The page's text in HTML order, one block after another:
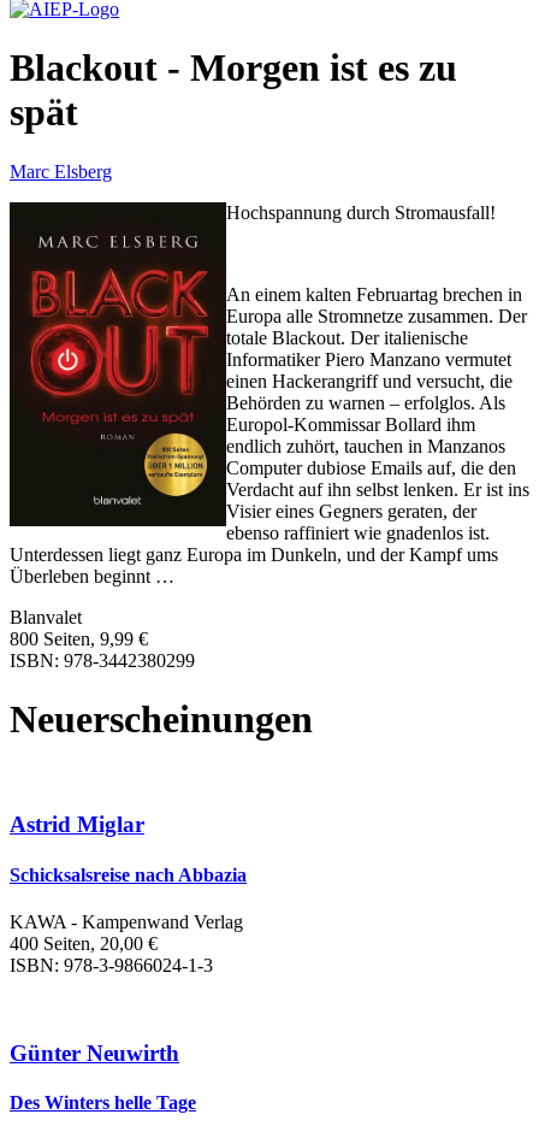
Blackout - Morgen ist es zu
spät
Marc Elsberg
Hochspannung durch Stromausfall!
An einem kalten Februartag brechen in
Europa alle Stromnetze zusammen. Der
totale Blackout. Der italienische
Informatiker Piero Manzano vermutet
einen Hackerangriff und versucht, die
Behörden zu warnen – erfolglos. Als
Europol-Kommissar Bollard ihm
endlich zuhört, tauchen in Manzanos
Computer dubiose Emails auf, die den
Verdacht auf ihn selbst lenken. Er ist ins
Visier eines Gegners geraten, der
ebenso raffiniert wie gnadenlos ist.
Unterdessen liegt ganz Europa im Dunkeln, und der Kampf ums
Überleben beginnt …
Blanvalet
800 Seiten, 9,99 €
ISBN: 978-3442380299
Neuerscheinungen
Astrid Miglar
Schicksalsreise nach Abbazia
KAWA - Kampenwand Verlag
400 Seiten, 20,00 €
ISBN: 978-3-9866024-1-3
Günter Neuwirth
Des Winters helle Tage